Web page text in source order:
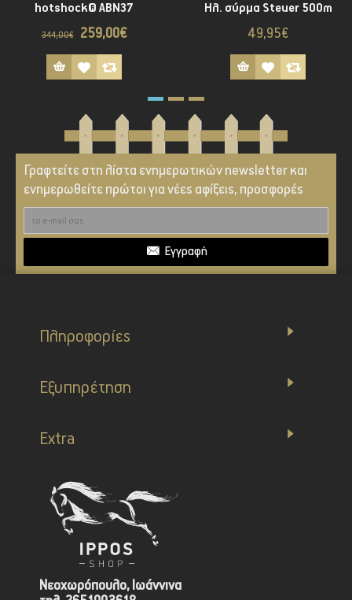
hotshock® ABN37
344,00€ 259,00€
Ηλ. σύρμα Steuer 500m
49,95€
Γραφτείτε στη λίστα ενημερωτικών newsletter και
ενημερωθείτε πρώτοι για νέες αφίξεις, προσφορές
Εγγραφή
Πληροφορίες
Εξυπηρέτηση
Extra
Νεοχωρόπουλο, Ιωάννινα